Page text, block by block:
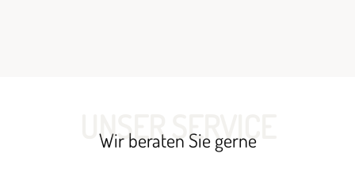
UNSER SERVICE
Wir beraten Sie gerne